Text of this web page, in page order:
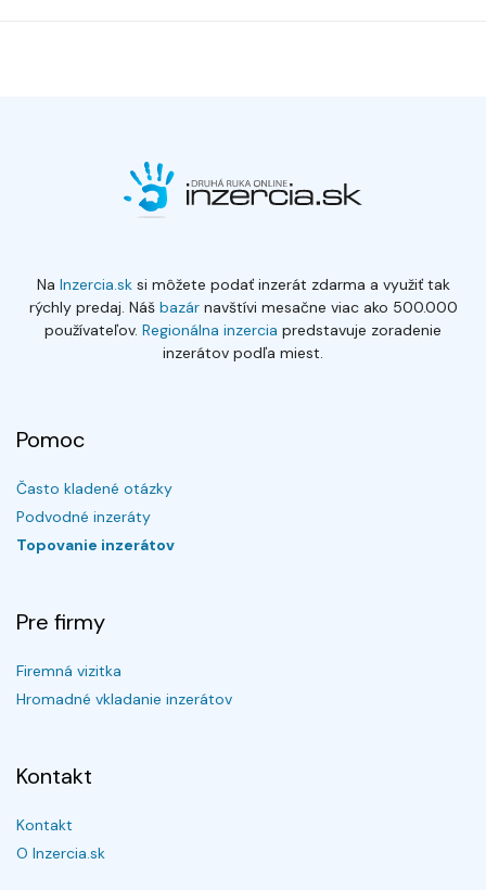
Na Inzercia.sksi môžete podať inzerát zdarma a využiť tak
rýchly predaj. Náš bazárnavštívi mesačne viac ako 500.000
používateľov. Regionálna inzercia predstavuje zoradenie
inzerátov podľa miest.
Pomoc
Často kladené otázky
Podvodné inzeráty
Topovanie inzerátov
Pre firmy
Firemná vizitka
Hromadné vkladanie inzerátov
Kontakt
Kontakt
O Inzercia.sk